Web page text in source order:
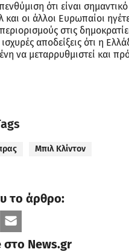
ότι είναι
και οι άλλοι Ευρωπαίοι
στις
αποδείξεις ότι η
να μεταρρυθμιστεί και
Μπιλ Κλίντον
το άρθρο:
News.gr